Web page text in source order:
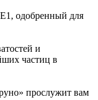
одобренный для
и
частиц в
прослужит вам